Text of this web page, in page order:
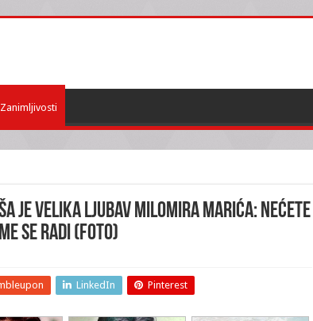
Zanimljivosti
JE VELIKA LJUBAV MILOMIRA MARIĆA: Nećete
se radi (FOTO)
LinkedIn Pinterest